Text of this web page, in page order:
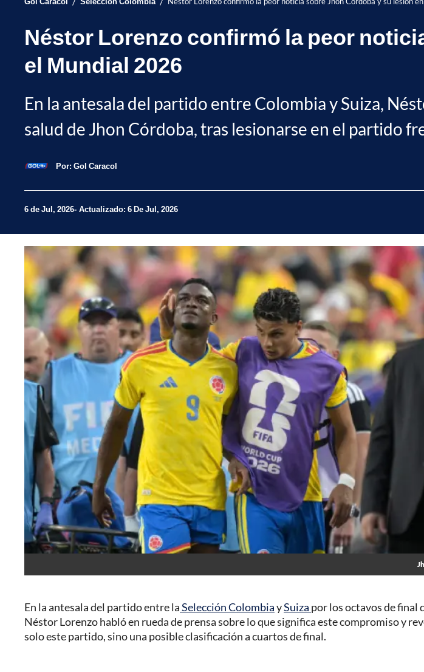
Néstor Lorenzo confirmó la peor
el Mundial 2026
En la antesala del partido entre Colombia y Suiza,
salud de Jhon Córdoba, tras lesionarse en el partido
Por: Gol Caracol
6 de Jul, 2026 Actualizado: 6 De Jul, 2026
En la antesala del partido entre laSelección ColombiaySuiza por los octavos de final
Néstor Lorenzo habló en rueda de prensa sobre lo que significa este compromiso y
solo este partido, sino una posible clasificación a cuartos de final.